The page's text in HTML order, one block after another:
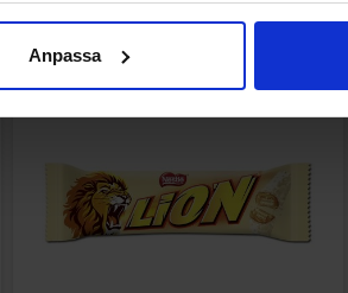
Anpassa